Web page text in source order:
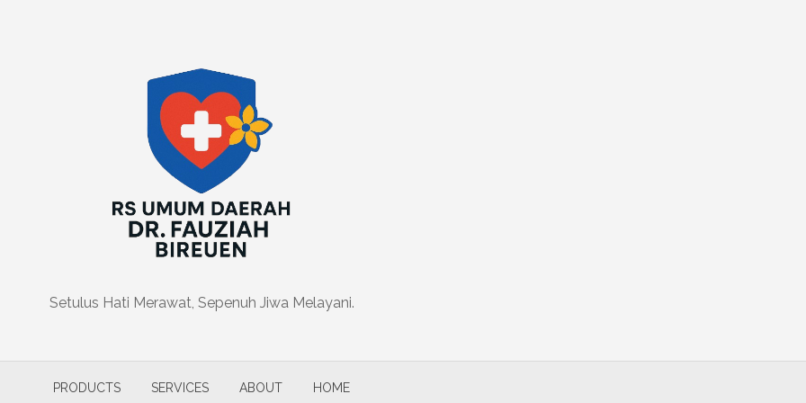
Setulus Hati Merawat, Sepenuh Jiwa Melayani.
PRODUCTS SERVICES ABOUT HOME